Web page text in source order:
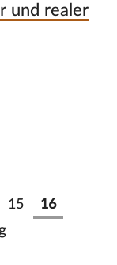
und realer
15 16